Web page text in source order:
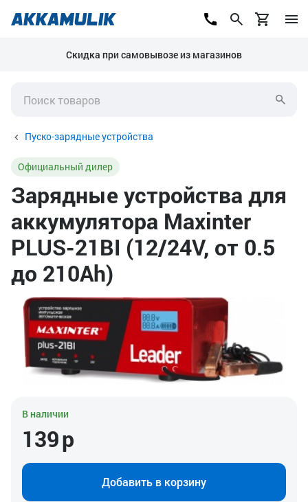
Скидка при самовывозе из магазинов
Пуско-зарядные устройства
Официальный дилер
Зарядные устройства для
аккумулятора Maxinter
PLUS-21BI (12/24V, от 0.5
до 210Ah)
В наличии
139р
Добавить в корзину